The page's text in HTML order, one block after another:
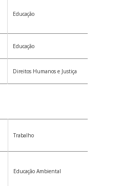
Educação
Educação
Direitos Humanos e Justiça
Trabalho
Educação Ambiental